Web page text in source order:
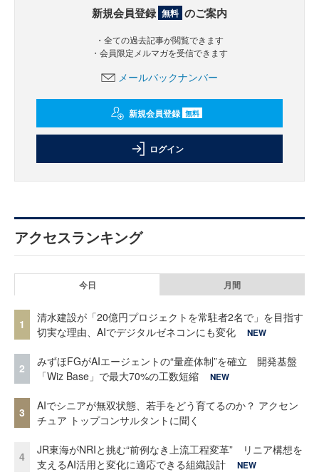
新規会員登録 無料 のご案内
・全ての過去記事が閲覧できます
・会員限定メルマガを受信できます
メールバックナンバー
新規会員登録 無料
ログイン
アクセスランキング
今日 月間
1
清水建設が「20億円プロジェクトを常駐者2名で」を目指す
切実な理由、AIでデジタルゼネコンにも変化
NEW
2
みずほFGがAIエージェントの“量産体制”を確立 開発基盤
「Wiz Base」で最大70%の工数短縮
NEW
3
AIでシニアが無双状態、若手をどう育てるのか？ アクセン
チュア トップコンサルタントに聞く
4
JR東海がNRIと挑む“前例なき上流工程変革” リニア構想を
支えるAI活用と変化に適応できる組織設計
NEW